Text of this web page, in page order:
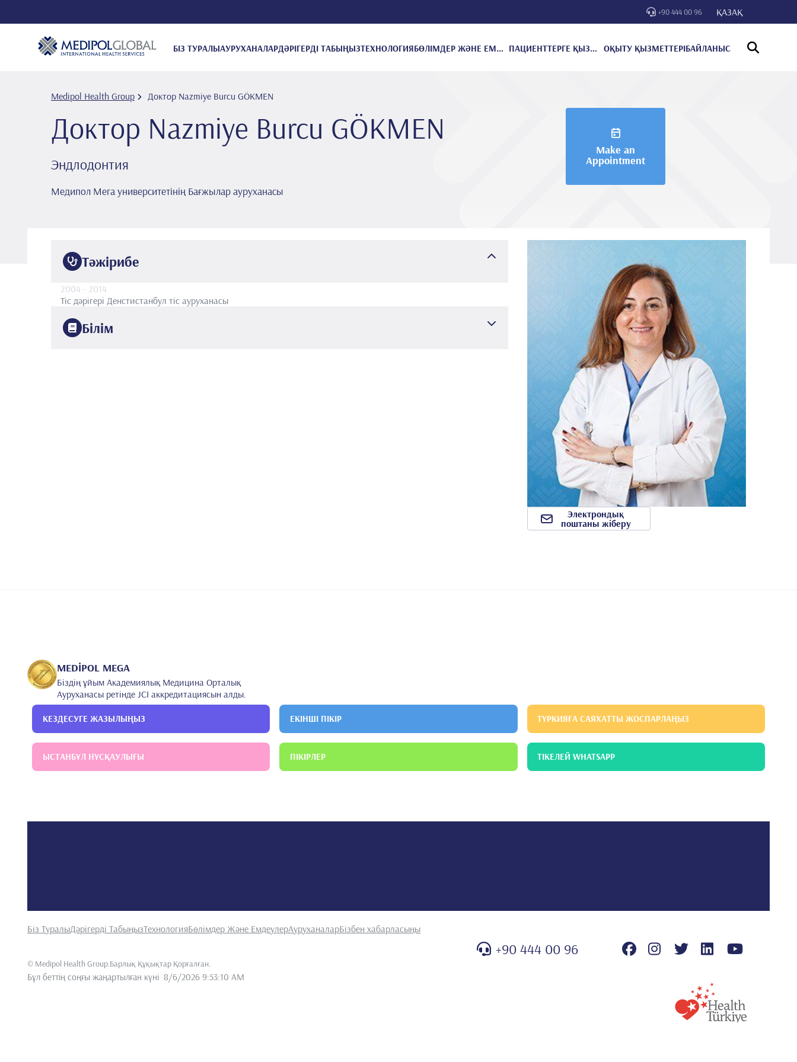
+90 444 00 96 ҚАЗАҚ
БІЗ ТУРАЛЫАУРУХАНАЛАРДӘРІГЕРДІ ТАБЫҢЫЗТЕХНОЛОГИЯ БӨЛІМДЕР ЖӘНЕ ЕМДЕУЛЕР ПАЦИЕНТТЕРГЕ ҚЫЗМЕТ КӨРСЕТУ ОҚЫТУ ҚЫЗМЕТТЕРІБАЙЛАНЫС
Medipol Health Group Доктор Nazmi̇ye Burcu GÖKMEN
Доктор Nazmi̇ye Burcu GÖKMEN
Эндлодонтия
Медипол Мега университетінің Бағжылар ауруханасы
Make an
Appointment
Тәжірибе
2004 - 2014
Тіс дәрігері Денстистанбул тіс ауруханасы
Білім
Электрондық
поштаны жіберу
MEDİPOL MEGA
Біздің ұйым Академиялық Медицина Орталық
Ауруханасы ретінде JCI аккредитациясын алды.
КЕЗДЕСУГЕ ЖАЗЫЛЫҢЫЗ ЕКІНШІ ПІКІР ТҮРКИЯҒА САЯХАТТЫ ЖОСПАРЛАҢЫЗ
ЫСТАНБҰЛ НҰСҚАУЛЫҒЫ ПІКІРЛЕР ТІКЕЛЕЙ WHATSAPP
Біз ТуралыДәрігерді ТабыңызТехнологияБөлімдер Және ЕмдеулерАуруханаларБізбен хабарласыңы
© Medipol Health Group.Барлық Құқықтар Қорғалған
Бұл беттің соңғы жаңартылған күні 8/6/2026 9:53:10 AM
+90 444 00 96